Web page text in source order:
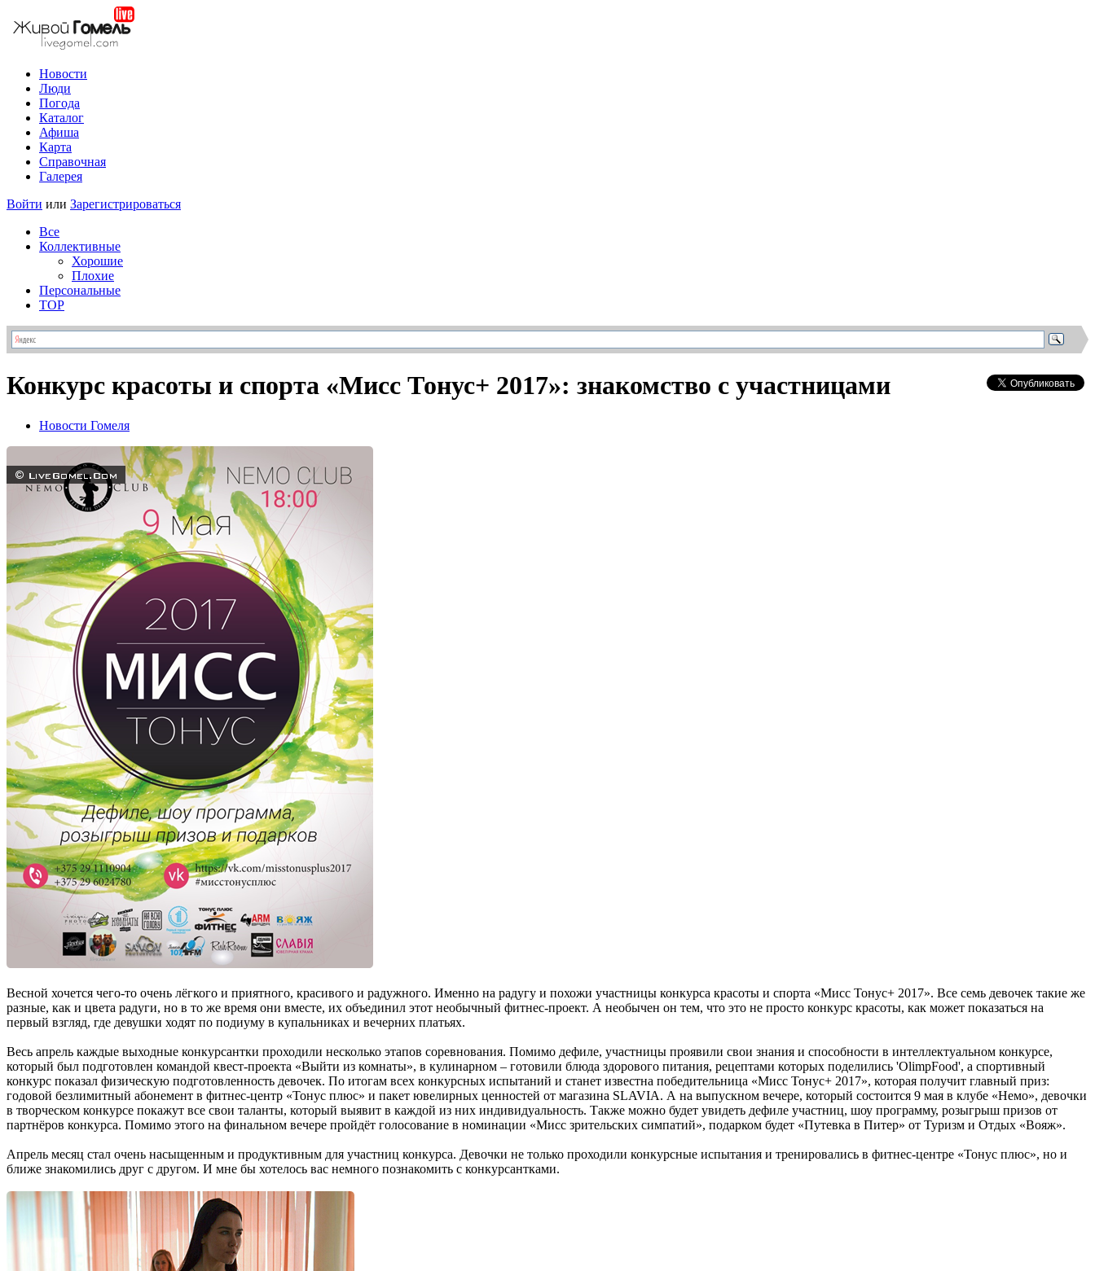
Новости
Люди
Погода
Каталог
Афиша
Карта
Справочная
Галерея
Войти или Зарегистрироваться
Все
Коллективные
Хорошие
Плохие
Персональные
TOP
Конкурс красоты и спорта «Мисс Тонус+ 2017»: знакомство с участницами
Новости Гомеля
Весной хочется чего-то очень лёгкого и приятного, красивого и радужного. Именно на радугу и похожи участницы конкурса красоты и спорта «Мисс Тонус+ 2017». Все семь девочек такие же
разные, как и цвета радуги, но в то же время они вместе, их объединил этот необычный фитнес-проект. А необычен он тем, что это не просто конкурс красоты, как может показаться на
первый взгляд, где девушки ходят по подиуму в купальниках и вечерних платьях.
Весь апрель каждые выходные конкурсантки проходили несколько этапов соревнования. Помимо дефиле, участницы проявили свои знания и способности в интеллектуальном конкурсе,
который был подготовлен командой квест-проекта «Выйти из комнаты», в кулинарном – готовили блюда здорового питания, рецептами которых поделились 'OlimpFood', а спортивный
конкурс показал физическую подготовленность девочек. По итогам всех конкурсных испытаний и станет известна победительница «Мисс Тонус+ 2017», которая получит главный приз:
годовой безлимитный абонемент в фитнес-центр «Тонус плюс» и пакет ювелирных ценностей от магазина SLAVIA. А на выпускном вечере, который состоится 9 мая в клубе «Немо», девочки
в творческом конкурсе покажут все свои таланты, который выявит в каждой из них индивидуальность. Также можно будет увидеть дефиле участниц, шоу программу, розыгрыш призов от
партнёров конкурса. Помимо этого на финальном вечере пройдёт голосование в номинации «Мисс зрительских симпатий», подарком будет «Путевка в Питер» от Туризм и Отдых «Вояж».
Апрель месяц стал очень насыщенным и продуктивным для участниц конкурса. Девочки не только проходили конкурсные испытания и тренировались в фитнес-центре «Тонус плюс», но и
ближе знакомились друг с другом. И мне бы хотелось вас немного познакомить с конкурсантками.